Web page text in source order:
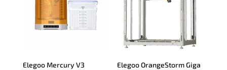
Elegoo Mercury V3 Elegoo OrangeStorm Giga